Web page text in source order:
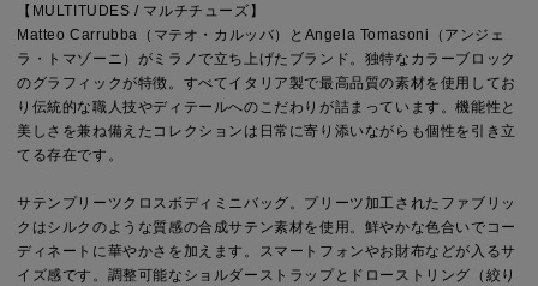
【MULTITUDES / マルチチューズ】
Matteo Carrubba（マテオ・カルッバ）とAngela Tomasoni（アンジェ
ラ・トマゾーニ）がミラノで立ち上げたブランド。独特なカラーブロック
のグラフィックが特徴。すべてイタリア製で最高品質の素材を使用してお
り伝統的な職人技やディテールへのこだわりが詰まっています。機能性と
美しさを兼ね備えたコレクションは日常に寄り添いながらも個性を引き立
てる存在です。
サテンプリーツクロスボディミニバッグ。プリーツ加工されたファブリッ
クはシルクのような質感の合成サテン素材を使用。鮮やかな色合いでコー
ディネートに華やかさを加えます。スマートフォンやお財布などが入るサ
イズ感です。調整可能なショルダーストラップとドローストリング（絞り